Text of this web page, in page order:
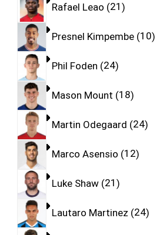
Rafael Leao 21
Presnel Kimpembe 10
Phil Foden 24
Mason Mount 18
Martin Odegaard 24
Marco Asensio 12
Luke Shaw 21
Lautaro Martinez 24